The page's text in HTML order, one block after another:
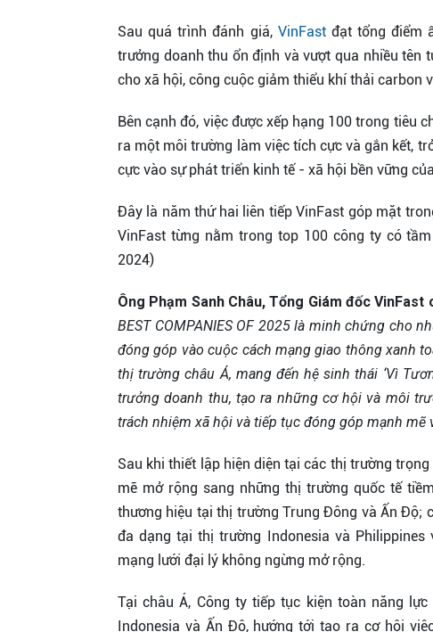
Sau quá trình đánh giá, VinFastđạt tổng điểm
trưởng doanh thu ổn định và vượt qua nhiều tên
cho xã hội, công cuộc giảm thiểu khí thải carbon
Bên cạnh đó, việc được xếp hạng 100 trong tiêu
ra một môi trường làm việc tích cực và gắn kết,
cực vào sự phát triển kinh tế - xã hội bền vững
Đây là năm thứ hai liên tiếp VinFast góp mặt
VinFast từng nằm trong top 100 công ty có
2024)
Ông Phạm Sanh Châu, Tổng Giám đốc VinFast
BEST COMPANIES OF 2025 là minh chứng cho
đóng góp vào cuộc cách mạng giao thông xanh
thị trường châu Á, mang đến hệ sinh thái ‘Vì
trưởng doanh thu, tạo ra những cơ hội và môi
trách nhiệm xã hội và tiếp tục đóng góp mạnh
Sau khi thiết lập hiện diện tại các thị trường
mẽ mở rộng sang những thị trường quốc tế
thương hiệu tại thị trường Trung Đông và Ấn Độ;
đa dạng tại thị trường Indonesia và
mạng lưới đại lý không ngừng mở rộng.
Tại châu Á, Công ty tiếp tục kiện toàn năng
Indonesia và Ấn Độ, hướng tới tạo ra cơ hội